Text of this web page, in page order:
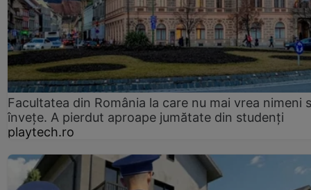
Facultatea din România la care nu mai vrea nimeni
înveţe. A pierdut aproape jumătate din studenţi
playtech.ro